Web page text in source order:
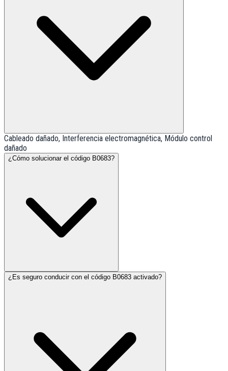
Cableado dañado, Interferencia electromagnética, Módulo control
dañado
¿Cómo solucionar el código B0683?
¿Es seguro conducir con el código B0683 activado?